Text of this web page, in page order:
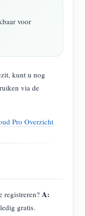
voor
kunt u nog
via de
Pro Overzicht
registreren? A:
gratis.